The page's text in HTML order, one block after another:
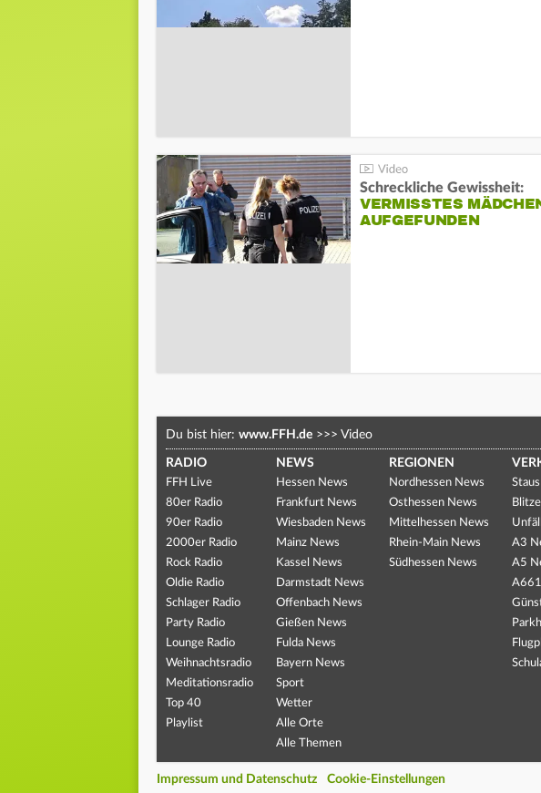
Schreckliche Gewissheit:
VERMISSTES
AUFGEFUNDEN
Du bist hier: www.FFH.de >>> Video
RADIO
FFH Live
80er Radio
90er Radio
2000er Radio
Rock Radio
Oldie Radio
Schlager Radio
Party Radio
Lounge Radio
Weihnachtsradio
Meditationsradio
Top 40
Playlist
NEWS
Hessen News
Frankfurt News
Wiesbaden News
Mainz News
Kassel News
Darmstadt News
Offenbach News
Gießen News
Fulda News
Bayern News
Sport
Wetter
Alle Orte
Alle Themen
REGIONEN
Nordhessen News
Osthessen News
Mittelhessen News
Rhein-Main News
Südhessen News
A3
A5
Impressum und Datenschutz Cookie-Einstellungen